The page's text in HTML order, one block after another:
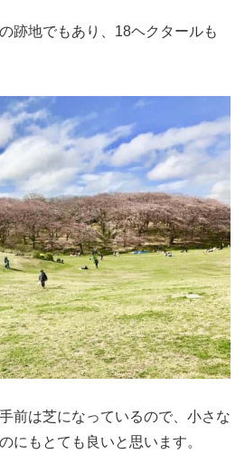
跡地でもあり、18ヘクタールも
前は芝になっているので、小さな
にもとても良いと思います。